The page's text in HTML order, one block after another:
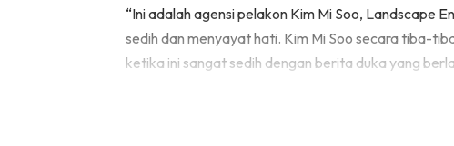
“Ini adalah agensi pelakon Kim Mi Soo, Landscape
sedih dan menyayat hati. Kim Mi Soo secara tiba-
ketika ini sangat sedih dengan berita duka yang